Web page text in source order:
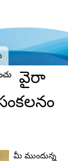
వైరా
మీ ముందున్న